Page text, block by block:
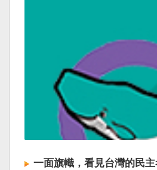
一面旗幟，看見台灣的民